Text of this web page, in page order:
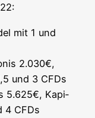
mit 1 und
2.030€,
und 3 CFDs
5.625€, Kapi­
4 CFDs